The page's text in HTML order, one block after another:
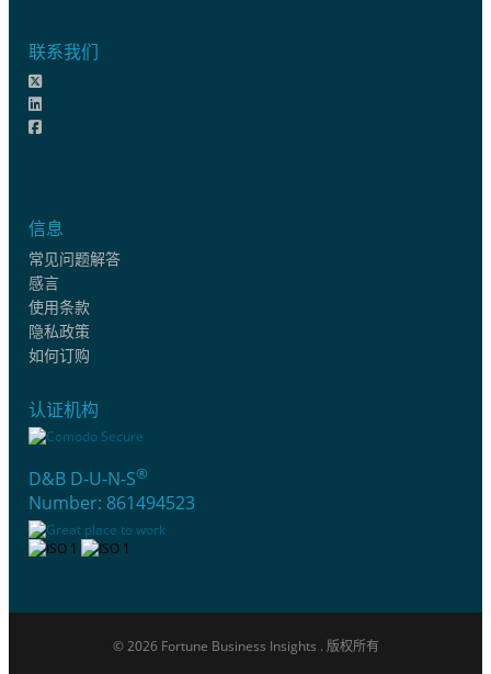
联系我们
信息
常见问题解答
感言
使用条款
隐私政策
如何订购
认证机构
D&B D-U-N-S®
Number: 861494523
© 2026 Fortune Business Insights . 版权所有